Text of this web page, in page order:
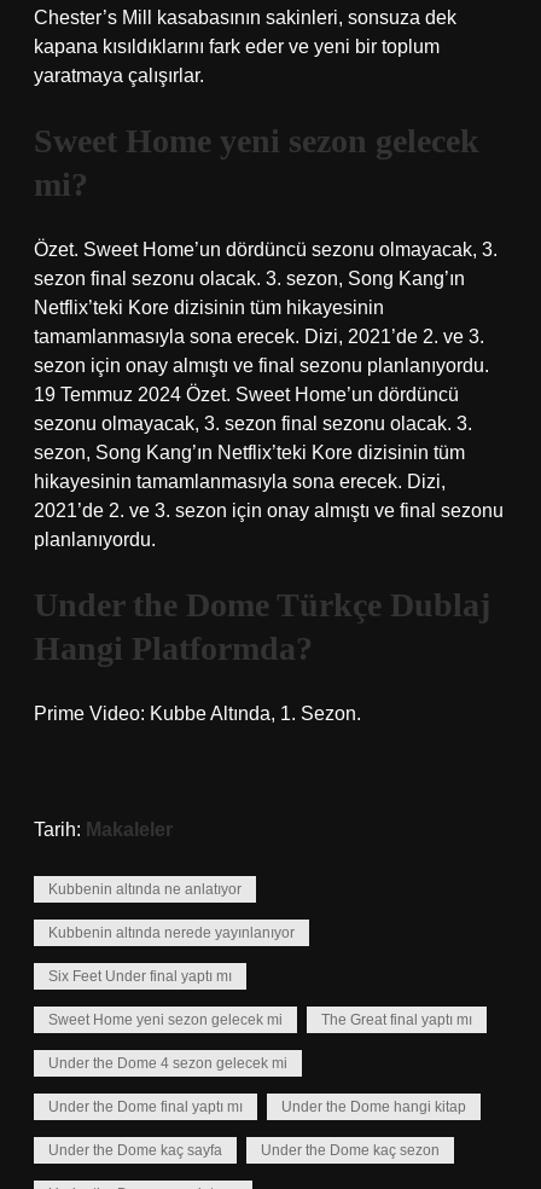
Chester’s Mill kasabasının sakinleri, sonsuza dek
kapana kısıldıklarını fark eder ve yeni bir toplum
yaratmaya çalışırlar.
Sweet Home yeni sezon gelecek
mi?
Özet. Sweet Home’un dördüncü sezonu olmayacak, 3.
sezon final sezonu olacak. 3. sezon, Song Kang’ın
Netflix’teki Kore dizisinin tüm hikayesinin
tamamlanmasıyla sona erecek. Dizi, 2021’de 2. ve 3.
sezon için onay almıştı ve final sezonu planlanıyordu.
19 Temmuz 2024 Özet. Sweet Home’un dördüncü
sezonu olmayacak, 3. sezon final sezonu olacak. 3.
sezon, Song Kang’ın Netflix’teki Kore dizisinin tüm
hikayesinin tamamlanmasıyla sona erecek. Dizi,
2021’de 2. ve 3. sezon için onay almıştı ve final sezonu
planlanıyordu.
Under the Dome Türkçe Dublaj
Hangi Platformda?
Prime Video: Kubbe Altında, 1. Sezon.
Tarih: Makaleler
Kubbenin altında ne anlatıyor
Kubbenin altında nerede yayınlanıyor
Six Feet Under final yaptı mı
Sweet Home yeni sezon gelecek mi The Great final yaptı mı
Under the Dome 4 sezon gelecek mi
Under the Dome final yaptı mı Under the Dome hangi kitap
Under the Dome kaç sayfa Under the Dome kaç sezon